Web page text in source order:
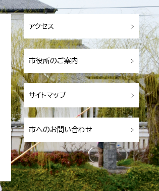
アクセス
市役所のご案内
サイトマップ
市へのお問い合わせ